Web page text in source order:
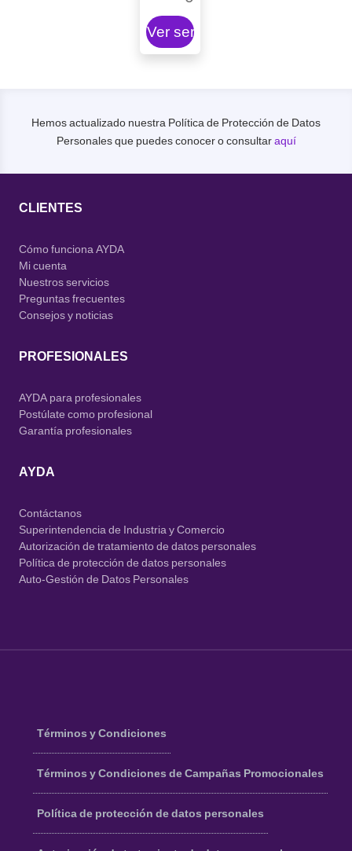
Ver servicio
Hemos actualizado nuestra Política de Protección de Datos
Personales que puedes conocer o consultaraquí
CLIENTES
Cómo funciona AYDA
Mi cuenta
Nuestros servicios
Preguntas frecuentes
Consejos y noticias
PROFESIONALES
AYDA para profesionales
Postúlate como profesional
Garantía profesionales
AYDA
Contáctanos
Superintendencia de Industria y Comercio
Autorización de tratamiento de datos personales
Política de protección de datos personales
Auto-Gestión de Datos Personales
Términos y Condiciones
Términos y Condiciones de Campañas Promocionales
Política de protección de datos personales